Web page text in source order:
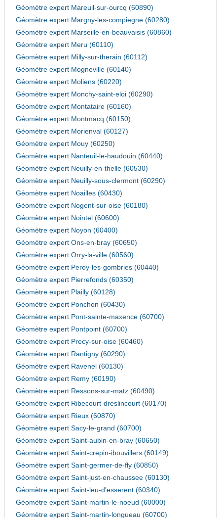
Géomètre expert Mareuil-sur-ourcq (60890)
Géomètre expert Margny-les-compiegne (60280)
Géomètre expert Marseille-en-beauvaisis (60860)
Géomètre expert Meru (60110)
Géomètre expert Milly-sur-therain (60112)
Géomètre expert Mogneville (60140)
Géomètre expert Moliens (60220)
Géomètre expert Monchy-saint-eloi (60290)
Géomètre expert Montataire (60160)
Géomètre expert Montmacq (60150)
Géomètre expert Morienval (60127)
Géomètre expert Mouy (60250)
Géomètre expert Nanteuil-le-haudouin (60440)
Géomètre expert Neuilly-en-thelle (60530)
Géomètre expert Neuilly-sous-clermont (60290)
Géomètre expert Noailles (60430)
Géomètre expert Nogent-sur-oise (60180)
Géomètre expert Nointel (60600)
Géomètre expert Noyon (60400)
Géomètre expert Ons-en-bray (60650)
Géomètre expert Orry-la-ville (60560)
Géomètre expert Peroy-les-gombries (60440)
Géomètre expert Pierrefonds (60350)
Géomètre expert Plailly (60128)
Géomètre expert Ponchon (60430)
Géomètre expert Pont-sainte-maxence (60700)
Géomètre expert Pontpoint (60700)
Géomètre expert Precy-sur-oise (60460)
Géomètre expert Rantigny (60290)
Géomètre expert Ravenel (60130)
Géomètre expert Remy (60190)
Géomètre expert Ressons-sur-matz (60490)
Géomètre expert Ribecourt-dreslincourt (60170)
Géomètre expert Rieux (60870)
Géomètre expert Sacy-le-grand (60700)
Géomètre expert Saint-aubin-en-bray (60650)
Géomètre expert Saint-crepin-ibouvillers (60149)
Géomètre expert Saint-germer-de-fly (60850)
Géomètre expert Saint-just-en-chaussee (60130)
Géomètre expert Saint-leu-d'esserent (60340)
Géomètre expert Saint-martin-le-noeud (60000)
Géomètre expert Saint-martin-longueau (60700)